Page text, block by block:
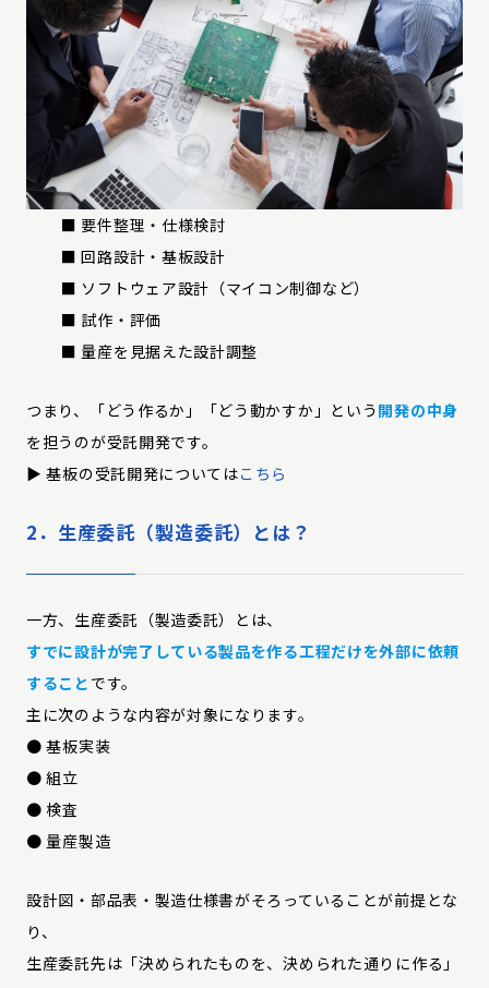
■ 要件整理・仕様検討
■ 回路設計・基板設計
■ ソフトウェア設計（マイコン制御など）
■ 試作・評価
■ 量産を見据えた設計調整
つまり、「どう作るか」「どう動かすか」という開発の中身
を担うのが受託開発です。
▶︎ 基板の受託開発についてはこちら
2．生産委託（製造委託）とは？
一方、生産委託（製造委託）とは、
すでに設計が完了している製品を作る工程だけを外部に依頼
すること です。
主に次のような内容が対象になります。
● 基板実装
● 組立
● 検査
● 量産製造
設計図・部品表・製造仕様書がそろっていることが前提とな
り、
生産委託先は「決められたものを、決められた通りに作る」